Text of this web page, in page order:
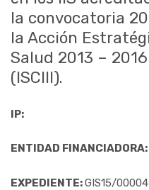
la convocatoria
la Acción
Salud 2013 – 2016
(ISCIII).
IP:
ENTIDAD FINANCIADORA:
EXPEDIENTE:GIS15/00004